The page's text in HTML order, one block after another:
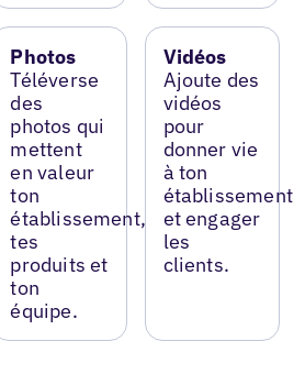
Photos
Téléverse
des
photos qui
mettent
en valeur
ton
établissement,
tes
produits et
ton
équipe.
Vidéos
Ajoute des
vidéos
pour
donner vie
à ton
établissement
et engager
les
clients.